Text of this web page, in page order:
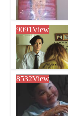
9091View
8532View